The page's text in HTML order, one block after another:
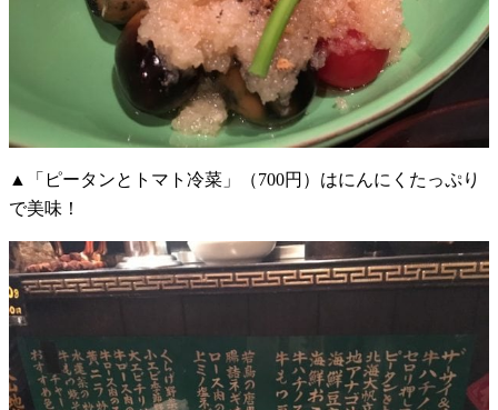
▲「ピータンとトマト冷菜」（700円）はにんにくたっぷり
で美味！